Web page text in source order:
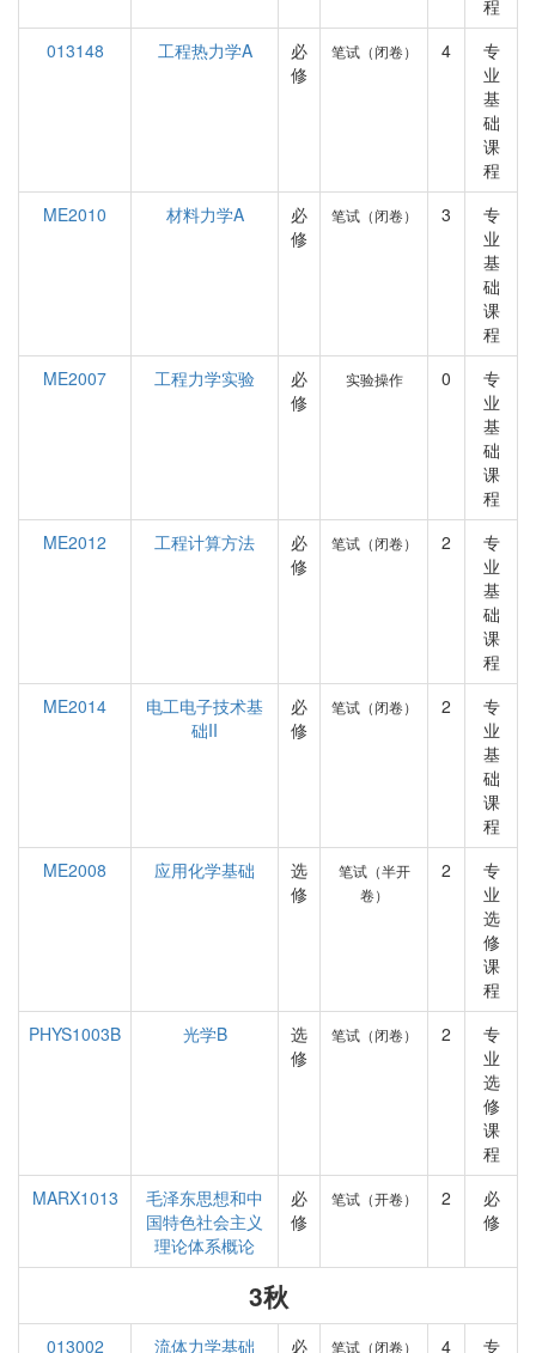
程
013148
工程热力学A
必
修
笔试（闭卷） 4
专
业
基
础
课
程
ME2010
材料力学A
必
修
笔试（闭卷） 3
专
业
基
础
课
程
ME2007
工程力学实验
必
修
实验操作 0
专
业
基
础
课
程
ME2012
工程计算方法
必
修
笔试（闭卷） 2
专
业
基
础
课
程
ME2014
电工电子技术基
础II
必
修
笔试（闭卷） 2
专
业
基
础
课
程
ME2008
应用化学基础
选
修
笔试（半开
卷）
2
专
业
选
修
课
程
PHYS1003B
光学B
选
修
笔试（闭卷） 2
专
业
选
修
课
程
MARX1013
毛泽东思想和中
国特色社会主义
理论体系概论
必
修
笔试（开卷） 2
必
修
3秋
013002 流体力学基础
必
笔试（闭卷） 4
专